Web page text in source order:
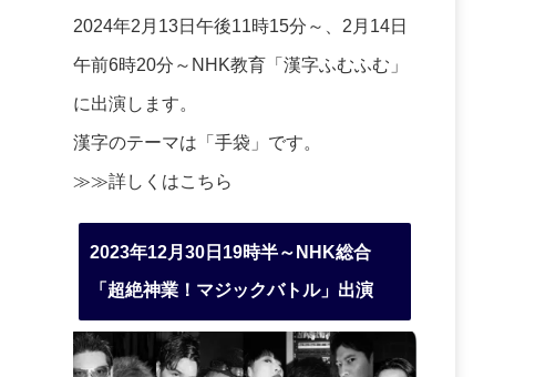
2024年2月13日午後11時15分～、2月14日
午前6時20分～NHK教育「漢字ふむふむ」
に出演します。
漢字のテーマは「手袋」です。
≫≫詳しくはこちら
2023年12月30日19時半～NHK総合
「超絶神業！マジックバトル」出演